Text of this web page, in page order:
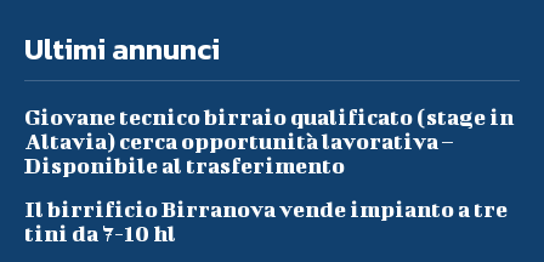
Ultimi annunci
Giovane tecnico birraio qualificato (stage in
Altavia) cerca opportunità lavorativa –
Disponibile al trasferimento
Il birrificio Birranova vende impianto a tre
tini da 7-10 hl